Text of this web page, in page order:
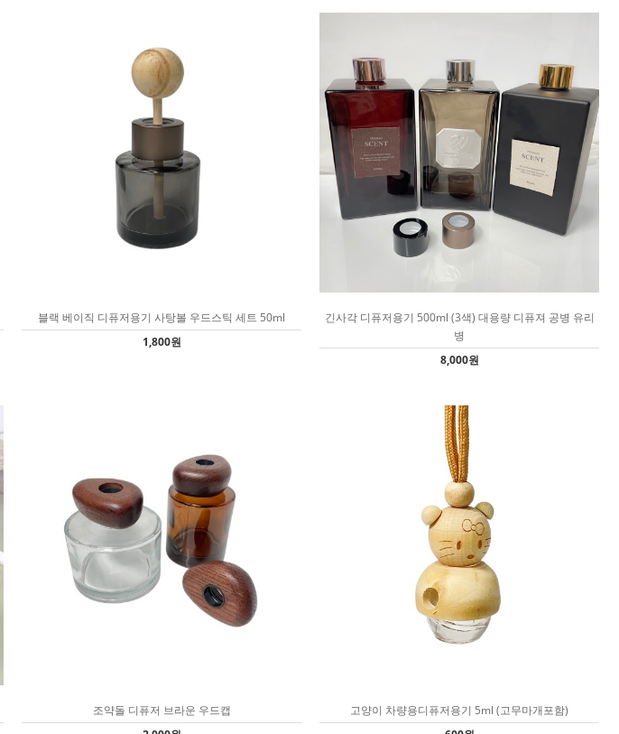
블랙 베이직 디퓨저용기 사탕볼 우드스틱 세트 50ml
1,800원
긴사각 디퓨저용기 500ml (3색) 대용량 디퓨져 공병 유리
병
8,000원
조약돌 디퓨저 브라운 우드캡
고양이 차량용디퓨저용기 5ml (고무마개포함)